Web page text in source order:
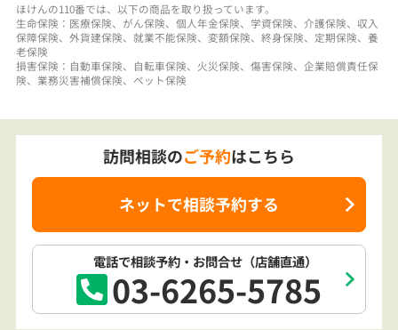
損害保険：自動車保険、自転車保険、火災保険、傷害保険、企業賠償責任保
険、業務災害補償保険、ペット保険
電話で相談予約・お問合せ（店舗直通）
03-6265-5785
ネットで相談予約する